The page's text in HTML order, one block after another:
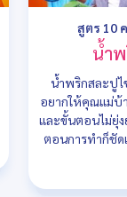
สูตร 10
น้ำ
น้ำพริกสละปูไ
อยากให้คุณแม่บ้
และขั้นตอนไม่ยุ่
ตอนการทำก็ชัด